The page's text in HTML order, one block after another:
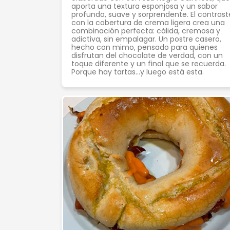
aporta una textura esponjosa y un sabor
profundo, suave y sorprendente. El
con la cobertura de crema ligera crea una
combinación perfecta: cálida, cremosa y
adictiva, sin empalagar. Un postre casero,
hecho con mimo, pensado para quienes
disfrutan del chocolate de verdad, con un
toque diferente y un final que se recuerda.
Porque hay tartas…y luego está esta.